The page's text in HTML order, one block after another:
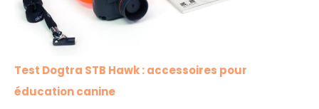
Test Dogtra STB Hawk : accessoires pour
éducation canine